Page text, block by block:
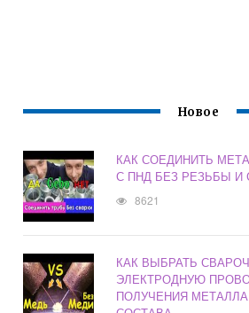
Новое
КАК СОЕДИНИТЬ
С ПНД БЕЗ РЕЗЬБЫ И
8621
КАК ВЫБРАТЬ
ЭЛЕКТРОДНУЮ
ПОЛУЧЕНИЯ